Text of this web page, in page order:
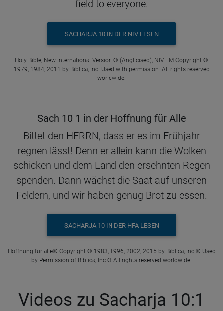
field to everyone.
SACHARJA 10 IN DER NIV LESEN
Holy Bible, New International Version ® (Anglicised), NIV TM Copyright ©
1979, 1984, 2011 by Biblica, Inc. Used with permission. All rights reserved
worldwide.
Sach 10 1 in der Hoffnung für Alle
Bittet den HERRN, dass er es im Frühjahr
regnen lässt! Denn er allein kann die Wolken
schicken und dem Land den ersehnten Regen
spenden. Dann wächst die Saat auf unseren
Feldern, und wir haben genug Brot zu essen.
SACHARJA 10 IN DER HFA LESEN
Hoffnung für alle® Copyright © 1983, 1996, 2002, 2015 by Biblica, Inc.® Used
by Permission of Biblica, Inc.® All rights reserved worldwide.
Videos zu Sacharja 10:1